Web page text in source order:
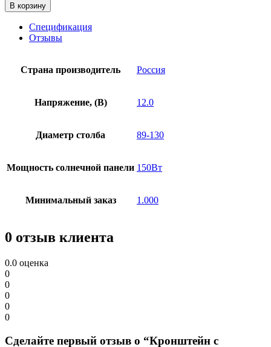
В корзину
Спецификация
Отзывы
Страна производитель Россия
Напряжение, (В) 12.0
Диаметр столба 89-130
Мощность солнечной панели 150Вт
Минимальный заказ 1.000
0 отзыв клиента
0.0 оценка
0
0
0
0
0
Сделайте первый отзыв о “Кронштейн с